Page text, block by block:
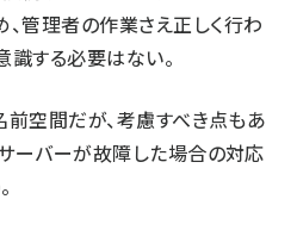
管理者の作業さえ正しく行わ
する必要はない。
前空間だが、考慮すべき点もあ
ーバーが故障した場合の対応